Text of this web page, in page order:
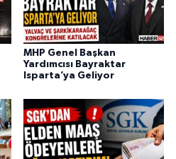
MHP Genel Başkan
Yardımcısı Bayraktar
Isparta’ya Geliyor